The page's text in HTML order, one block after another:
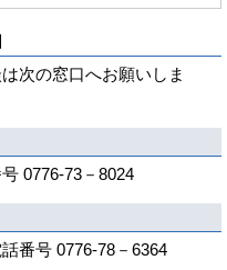
次の窓口へお願いしま
0776-73－8024
番号 0776-78－6364